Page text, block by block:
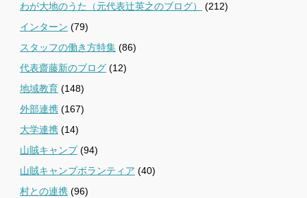
わが大地のうた（元代表辻英之のブログ）
(212)
インターン (79)
スタッフの働き方特集 (86)
代表齋藤新のブログ (12)
地域教育 (148)
外部連携 (167)
大学連携 (14)
山賊キャンプ(94)
山賊キャンプボランティア (40)
村との連携 (96)